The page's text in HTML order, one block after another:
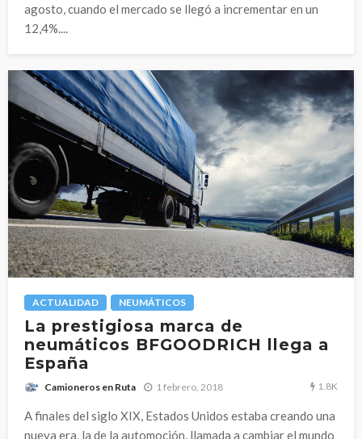
agosto, cuando el mercado se llegó a incrementar en un
12,4%....
ACTUALIDAD NEUMÁTICOS
La prestigiosa marca de
neumáticos BFGOODRICH llega a
España
Camioneros en Ruta 1 febrero, 2018 1.8K
A finales del siglo XIX, Estados Unidos estaba creando una
nueva era, la de la automoción, llamada a cambiar el mundo